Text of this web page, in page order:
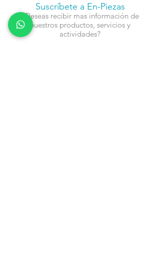
Suscríbete a En-Piezas
¿Deseas recibir mas información de
nuestros productos, servicios y
actividades?